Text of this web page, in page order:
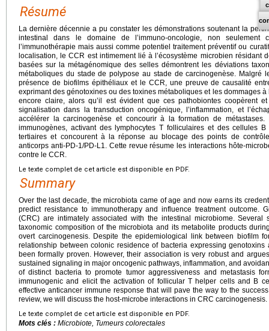
Résumé
La dernière décennie a pu constater les démonstrations soutenant la
intestinal dans le domaine de l’immuno-oncologie, non seulement
l’immunothérapie mais aussi comme potentiel traitement préventif ou
localisation, le CCR est intimement lié à l’écosystème microbien résidant
basées sur la métagénomique des selles démontrent les déviations
métaboliques du stade de polypose au stade de carcinogenèse. Malgré
présence de biofilms épithéliaux et le CCR, une preuve de causalité
exprimant des génotoxines ou des toxines métaboliques et les dommages à
encore claire, alors qu’il est évident que ces pathobiontes coopèrent
signalisation dans la transduction oncogénique, l’inflammation, et
accélérer la carcinogenèse et concourir à la formation de métastases.
immunogènes, activant des lymphocytes T folliculaires et des cellules
tertiaires et concourent à la réponse au blocage des points de
anticorps anti-PD-1/PD-L1. Cette revue résume les interactions hôte-
contre le CCR.
Le texte complet de cet article est disponible en PDF.
Summary
Over the last decade, the microbiota came of age and now earns its
predict resistance to immunotherapy and influence treatment outcome.
(CRC) are intimately associated with the intestinal microbiome.
taxonomic composition of the microbiota and its metabolite products
overt carcinogenesis. Despite the epidemiological link between biofilm
relationship between colonic residence of bacteria expressing
been formally proven. However, their association is very robust and
sustained signaling in major oncogenic pathways, inflammation, and
of distinct bacteria to promote tumor aggressiveness and metastasis
immunogenic and elicit the activation of follicular T helper cells and B
effective anticancer immune response that will pave the way to the
review, we will discuss the host-microbe interactions in CRC carcinogenesis.
Le texte complet de cet article est disponible en PDF.
Mots clés : Microbiote, Tumeurs colorectales